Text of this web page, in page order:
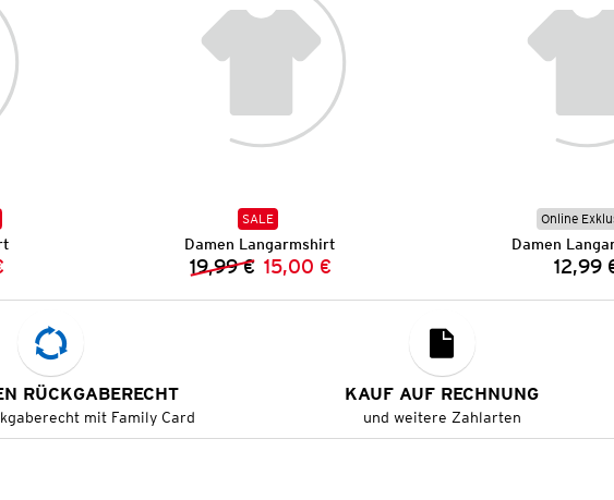
Preis:
SALE
Damen Langarmshirt
Vorheriger Preis:
19,99 € Neuer Preis:
15,00 €
Online
Damen
12,99
RÜCKGABERECHT
mit Family Card
KAUF AUF RECHNUNG
und weitere Zahlarten